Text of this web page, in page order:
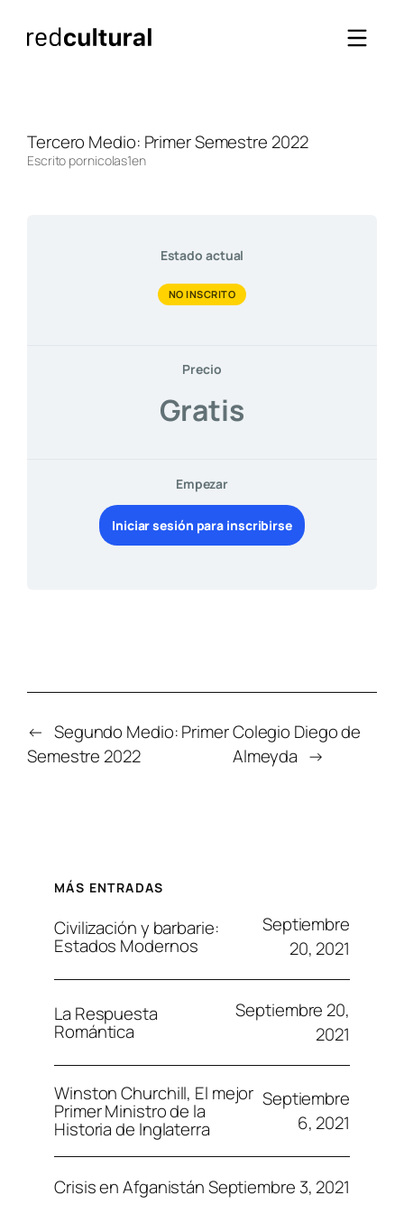
Tercero Medio: Primer Semestre 2022
Escrito pornicolas1en
Estado actual
NO INSCRITO
Precio
Gratis
Empezar
Iniciar sesión para inscribirse
← Segundo Medio: Primer
Semestre 2022
Colegio Diego de
Almeyda →
MÁS ENTRADAS
Civilización y barbarie:
Estados Modernos
Septiembre
20, 2021
La Respuesta
Romántica
Septiembre 20,
2021
Winston Churchill, El mejor
Primer Ministro de la
Historia de Inglaterra
Septiembre
6, 2021
Crisis en AfganistánSeptiembre 3, 2021